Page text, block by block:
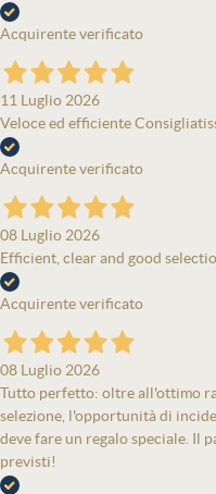
Acquirente verificato
11 Luglio 2026
Veloce ed efficiente
Acquirente verificato
08 Luglio 2026
Efficient, clear and good
Acquirente verificato
08 Luglio 2026
Tutto perfetto: oltre all'ottimo
selezione, l'opportunità di
deve fare un regalo speciale. Il
previsti!